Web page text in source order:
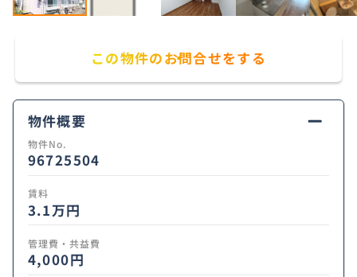
この物件のお問合せをする
物件概要
物件No.
96725504
賃料
3.1万円
管理費・共益費
4,000円